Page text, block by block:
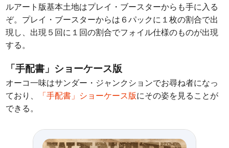
ルアート版基本土地はプレイ・ブースターからも手に入る
ぞ。プレイ・ブースターからは６パックに１枚の割合で出
現し、出現５回に１回の割合でフォイル仕様のものが出現
する。
「手配書」ショーケース版
オーコ一味はサンダー・ジャンクションでお尋ね者になっ
ており、
「手配書」ショーケース版にその姿を見ることが
できる。